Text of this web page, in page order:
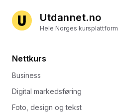
Utdannet.no
Hele Norges kursplattform
Nettkurs
Business
Digital markedsføring
Foto, design og tekst